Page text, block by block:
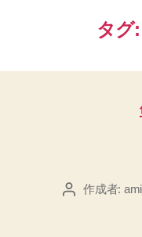
タグ:
投 作成者: